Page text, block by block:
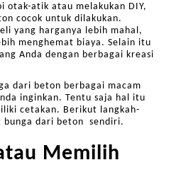
otak-atik atau melakukan DIY,
cocok untuk dilakukan.
yang harganya lebih mahal,
menghemat biaya. Selain itu
Anda dengan berbagai kreasi
dari beton berbagai macam
inginkan. Tentu saja hal itu
cetakan. Berikut langkah-
bunga dari beton sendiri.
Memilih